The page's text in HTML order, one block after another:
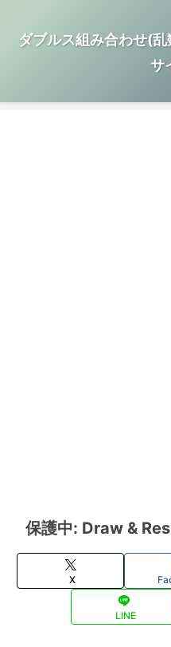
ダブルス組み合わせ(
サ
保護中: Draw &
X
LINE